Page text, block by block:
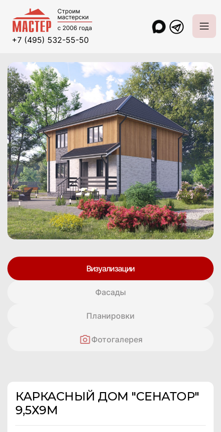
+7 (495) 532-55-50
Визуализации
Фасады
Планировки
Фотогалерея
КАРКАСНЫЙ ДОМ "СЕНАТОР"
9,5Х9М